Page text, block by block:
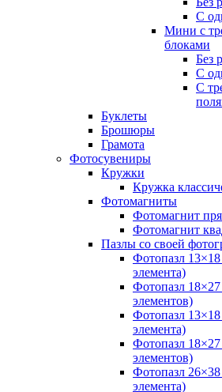
С
Мини с
блоками
Без
С
С
Буклеты
Брошюры
Грамота
Фотосувениры
Кружки
Кружка
Фотомагниты
Фотомагнит
Фотомагнит
Пазлы со своей
Фотопазл
элемента)
Фотопазл
элементов)
Фотопазл
элемента)
Фотопазл
элементов)
Фотопазл
элемента)